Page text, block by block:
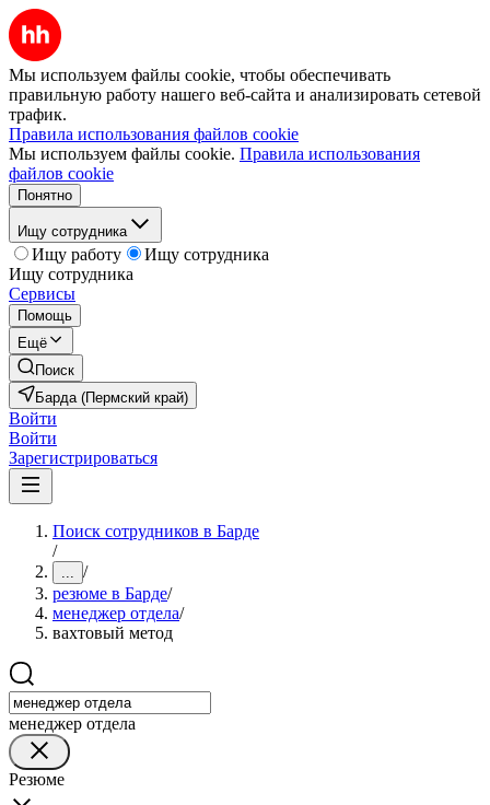
Мы используем файлы cookie, чтобы обеспечивать
правильную работу нашего веб-сайта и анализировать сетевой
трафик.
Правила использования файлов cookie
Мы используем файлы cookie. Правила использования
файлов cookie
Понятно
Ищу сотрудника
Ищу работу
Ищу сотрудника
Ищу сотрудника
Сервисы
Помощь
Ещё
Поиск
Барда (Пермский край)
Войти
Войти
Зарегистрироваться
Поиск сотрудников в Барде
/
... /
резюме в Барде/
менеджер отдела/
вахтовый метод
менеджер отдела
Резюме